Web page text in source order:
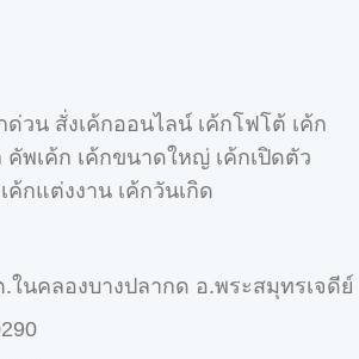
ด่วน สั่งเค้กออนไลน์ เค้กโฟโต้ เค้ก
พเค้ก เค้กขนาดใหญ่ เค้กเปิดตัว
ค้กแต่งงาน เค้กวันเกิด
ในคลองบางปลากด อ.พระสมุทรเจดีย์